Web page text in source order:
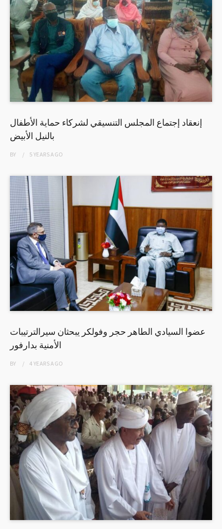
إنعقاد إجتماع المجلس التنسيقي لشركاء حماية الأطفال
بالنيل الأبيض
BY 5 YEARSAGO
عضوا السيادي الطاهر حجر وفولكر يبحثان سيرالترتيبات
الأمنية بدارفور
BY 4 YEARSAGO